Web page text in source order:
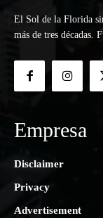
El Sol de la Florida
más de tres décadas.
Empresa
Disclaimer
Privacy
Advertisement